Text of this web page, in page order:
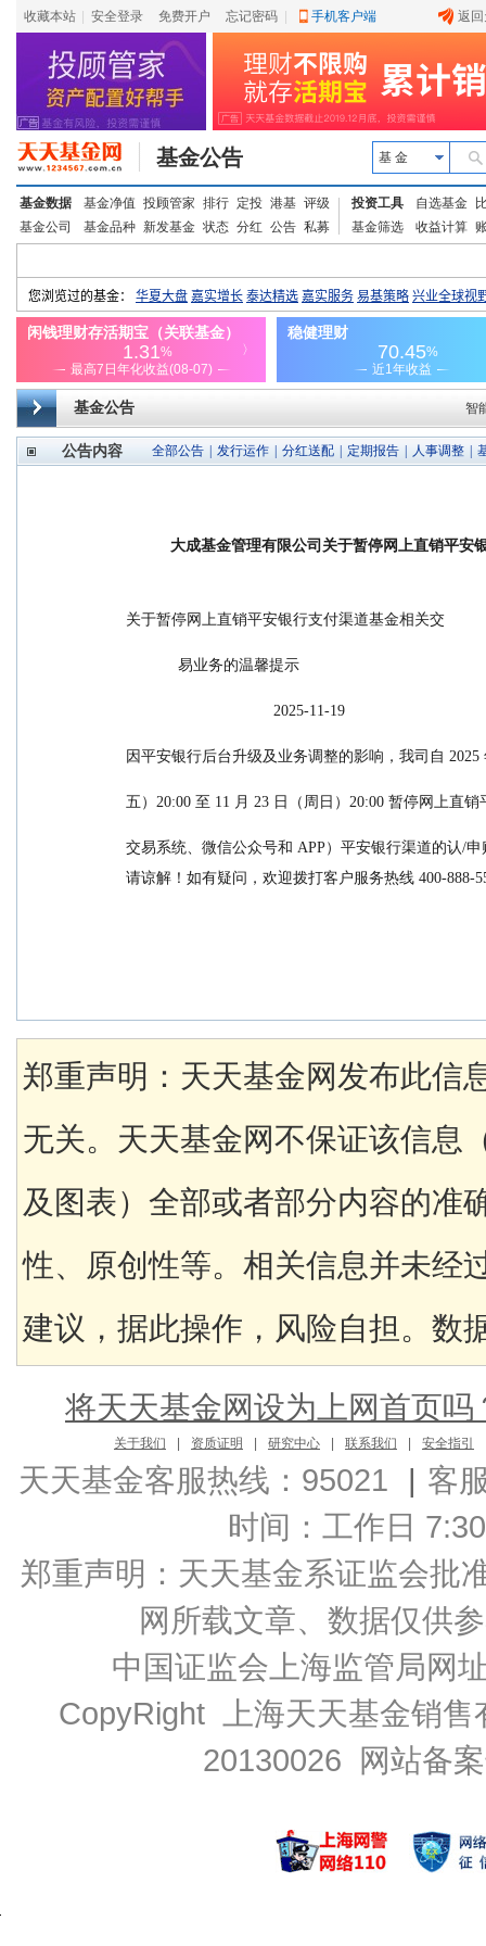
收藏本站 安全登录 免费开户 忘记密码 手机客户端 返
基金公告 基 金
基金数据 基金净值 投顾管家 排行 定投 港基 评级
基金公司
基金品种 新发基金 状态 分红 公告 私募
投资工具 自选基金
基金筛选
收益计算
基金公告 智
公告内容 全部公告 发行运作 分红送配 定期报告 人事调整
大成基金管理有限公司关于暂停网上直销平安
关于暂停网上直销平安银行支付渠道基金相关交
            易业务的温馨提示
                                  2025-11-19
因平安银行后台升级及业务调整的影响，我司自 2025
五）20:00 至 11 月 23 日（周日）20:00 暂停网上直
交易系统、微信公众号和 APP）平安银行渠道的认/
请谅解！如有疑问，欢迎拨打客户服务热线 400-888-
郑重声明：天天基金网发布此信
无关。天天基金网不保证该信息
及图表）全部或者部分内容的准
性、原创性等。相关信息并未经
建议，据此操作，风险自担。数
将天天基金网设为上网首页吗
关于我们 资质证明 研究中心 联系我们 安全指引
天天基金客服热线：95021 | 客
时间：工作日
郑重声明： 天天基金系证监会批
网所载文章、数据仅供
中国证监会上海监管局网
CopyRight 上海天天基金销
20130026 网站备